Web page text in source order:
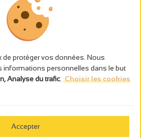
pour la santé, à consommer avec
protéger vos données. Nous
informations personnelles dans le but
Analyse du trafic Choisir les cookies
Accepter